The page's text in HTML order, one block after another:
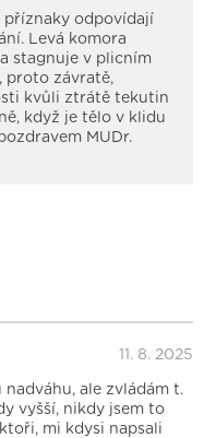
příznaky odpovídají
Levá komora
stagnuje v plicním
proto závratě,
kvůli ztrátě tekutin
když je tělo v klidu
MUDr.
11. 8. 2025
ale zvládám t.
vyšší, nikdy jsem to
mi kdysi napsali